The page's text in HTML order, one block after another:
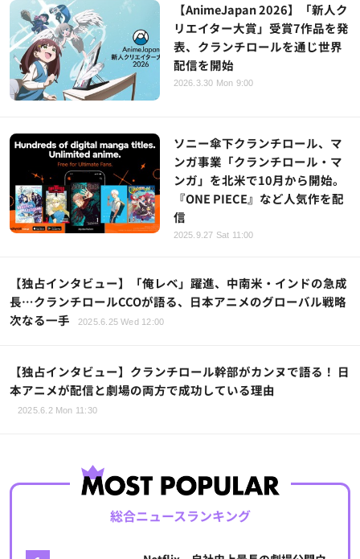
【AnimeJapan 2026】「新人ク
リエイター大賞」受賞7作品を発
表、クランチロールを通じ世界
配信を開始
2026.3.30 Mon 9:00
ソニー傘下クランチロール、マ
ンガ事業「クランチロール・マ
ンガ」を北米で10月から開始。
『ONE PIECE』など人気作を配
信
2025.9.27 Sat 11:00
【独占インタビュー】「俺レベ」躍進、中南米・インドの急成
長…クランチロールCCOが語る、日本アニメのグローバル戦略
次なる一手
2025.6.25 Wed 12:00
【独占インタビュー】クランチロール幹部がカンヌで語る！ 日
本アニメが配信と劇場の両方で成功している理由
2025.6.2 Mon 11:30
総合ニュースランキング